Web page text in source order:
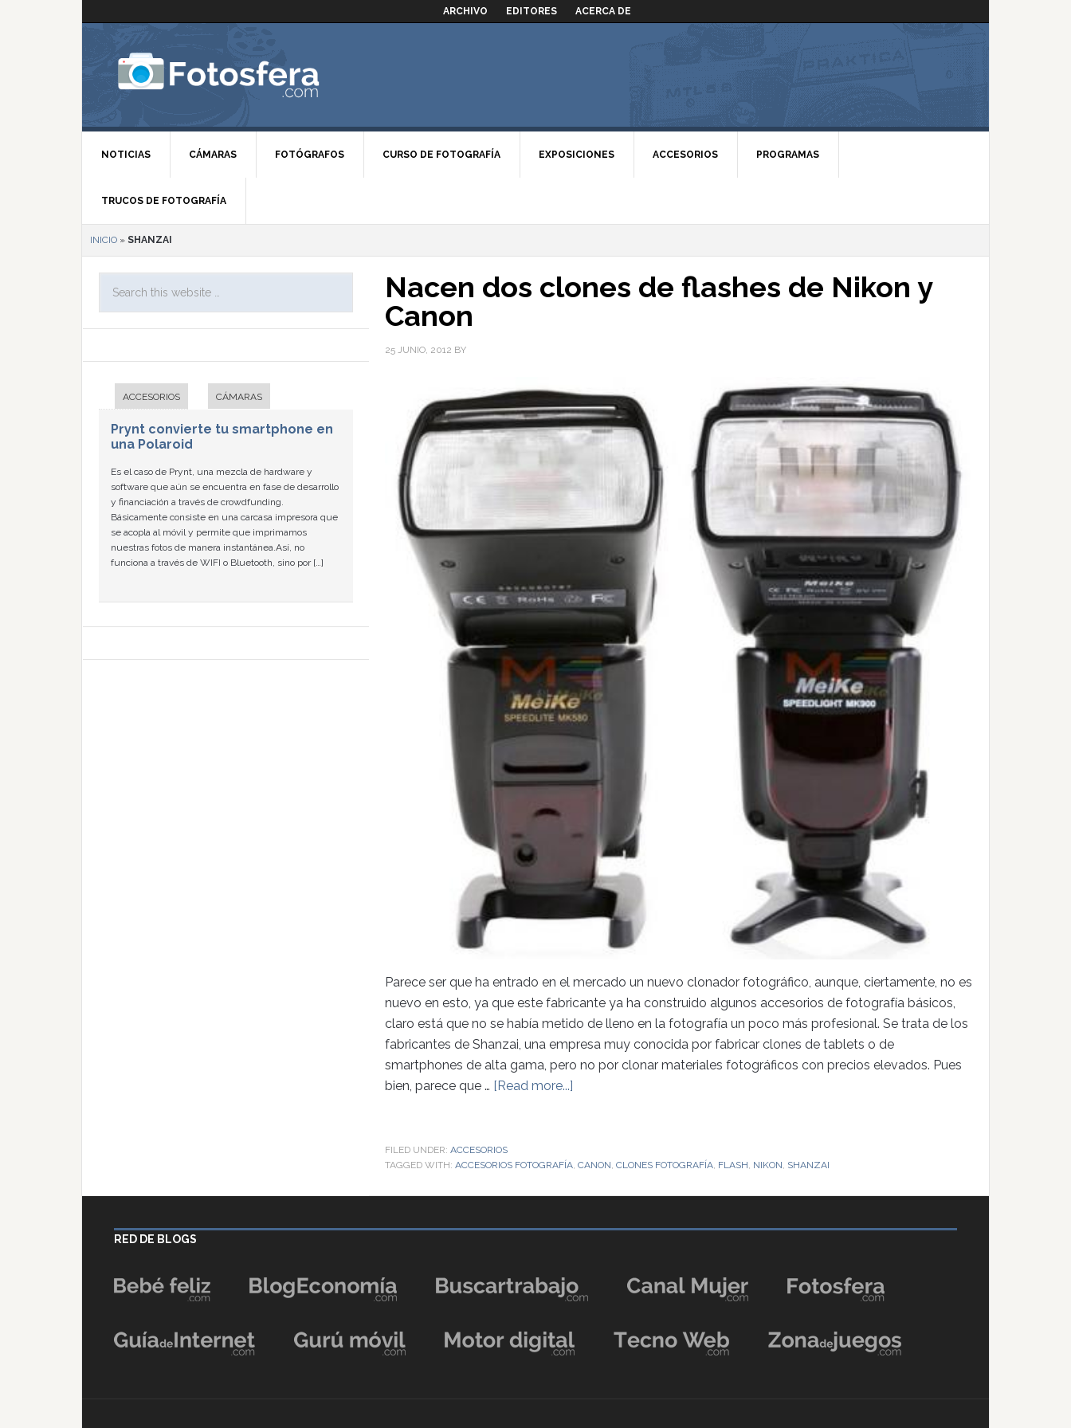
ARCHIVO EDITORES ACERCA DE
NOTICIAS CÁMARAS FOTÓGRAFOS CURSO DE FOTOGRAFÍA EXPOSICIONES ACCESORIOS PROGRAMAS
TRUCOS DE FOTOGRAFÍA
INICIO » SHANZAI
Nacen dos clones de flashes de Nikon y
Canon
25 JUNIO, 2012 BY
Parece ser que ha entrado en el mercado un nuevo clonador fotográfico, aunque, ciertamente, no es
nuevo en esto, ya que este fabricante ya ha construido algunos accesorios de fotografía básicos,
claro está que no se había metido de lleno en la fotografía un poco más profesional. Se trata de los
fabricantes de Shanzai, una empresa muy conocida por fabricar clones de tablets o de
smartphones de alta gama, pero no por clonar materiales fotográficos con precios elevados. Pues
bien, parece que … [Read more...]
FILED UNDER: ACCESORIOS
TAGGED WITH: ACCESORIOS FOTOGRAFÍA, CANON, CLONES FOTOGRAFÍA, FLASH, NIKON, SHANZAI
ACCESORIOS CÁMARAS
Prynt convierte tu smartphone en
una Polaroid
Es el caso de Prynt, una mezcla de hardware y
software que aún se encuentra en fase de desarrollo
y financiación a través de crowdfunding.
Básicamente consiste en una carcasa impresora que
se acopla al móvil y permite que imprimamos
nuestras fotos de manera instantánea.Así, no
funciona a través de WIFI o Bluetooth, sino por […]
RED DE BLOGS